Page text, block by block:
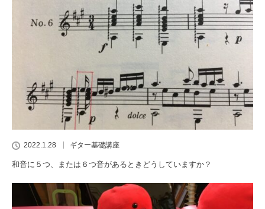
2022.1.28 ギター基礎講座
和音に５つ、または６つ音があるときどうしていますか？